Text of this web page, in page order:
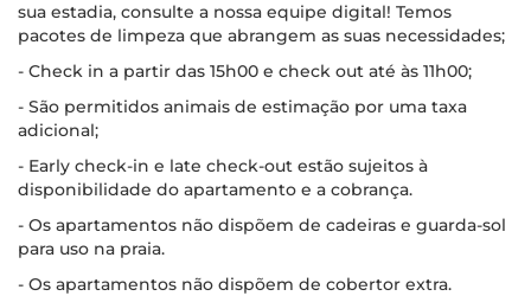
sua estadia, consulte a nossa equipe digital! Temos
pacotes de limpeza que abrangem as suas necessidades;
- Check in a partir das 15h00 e check out até às 11h00;
- São permitidos animais de estimação por uma taxa
adicional;
- Early check-in e late check-out estão sujeitos à
disponibilidade do apartamento e a cobrança.
- Os apartamentos não dispõem de cadeiras e guarda-sol
para uso na praia.
- Os apartamentos não dispõem de cobertor extra.